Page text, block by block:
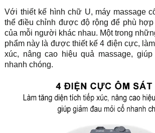
Với thiết kế hình chữ U, máy massage
thể điều chỉnh được độ rộng để phù
của mỗi người khác nhau. Một trong
phẩm này là được thiết kế 4 điện cực,
xúc, nâng cao hiệu quả massage,
nhanh chóng.